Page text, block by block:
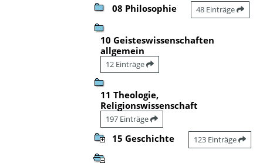
08 Philosophie 48 Einträge
10 Geisteswissenschaften
allgemein
12 Einträge
11 Theologie,
Religionswissenschaft
197 Einträge
15 Geschichte 123 Einträge